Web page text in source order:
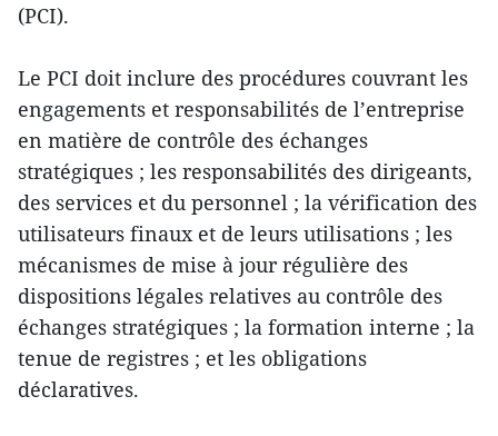
(PCI).
Le PCI doit inclure des procédures couvrant les
engagements et responsabilités de l’entreprise
en matière de contrôle des échanges
stratégiques ; les responsabilités des dirigeants,
des services et du personnel ; la vérification des
utilisateurs finaux et de leurs utilisations ; les
mécanismes de mise à jour régulière des
dispositions légales relatives au contrôle des
échanges stratégiques ; la formation interne ; la
tenue de registres ; et les obligations
déclaratives.